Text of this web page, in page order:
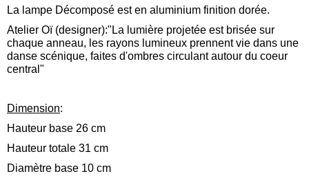
La lampe Décomposé est en aluminium finition dorée.
Atelier Oï (designer):"La lumière projetée est brisée sur
chaque anneau, les rayons lumineux prennent vie dans une
danse scénique, faites d'ombres circulant autour du coeur
central"
Dimension:
Hauteur base 26 cm
Hauteur totale 31 cm
Diamètre base 10 cm